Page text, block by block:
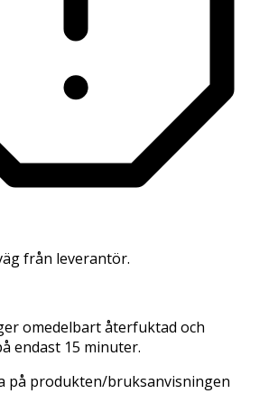
från leverantör.
omedelbart återfuktad och
endast 15 minuter.
på produkten/bruksanvisningen